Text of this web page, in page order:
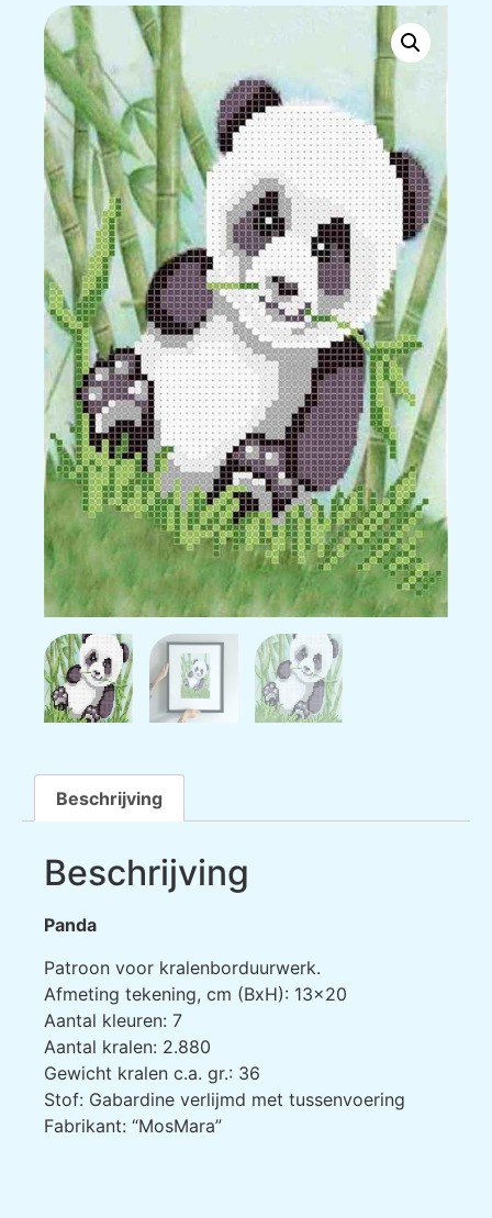
Beschrijving
Beschrijving
Panda
Patroon voor kralenborduurwerk.
Afmeting tekening, cm (BxH): 13×20
Aantal kleuren: 7
Aantal kralen: 2.880
Gewicht kralen c.a. gr.: 36
Stof: Gabardine verlijmd met tussenvoering
Fabrikant: “MosMara”